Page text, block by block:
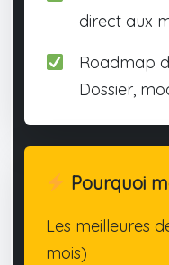
direct aux
Roadmap
Dossier,
Pourquoi
Les meilleures
mois)